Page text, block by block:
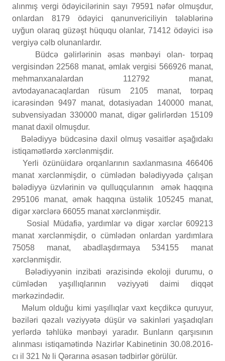
alınmış vergi ödəyicilərinin sayı 79591 nəfər olmuşdur,
onlardan 8179 ödəyici qanunvericiliyin tələblərinə
uyğun olaraq güzəşt hüququ olanlar, 71412 ödəyici isə
vergiyə cəlb olunanlardır.
Büdcə gəlirlərinin əsas mənbəyi olan- torpaq
vergisindən 22568 manat, əmlak vergisi 566926 manat,
mehmanxanalardan 112792 manat,
avtodayanacaqlardan rüsum 2105 manat, torpaq
icarəsindən 9497 manat, dotasiyadan 140000 manat,
subvensiyadan 330000 manat, digər gəlirlərdən 15109
manat daxil olmuşdur.
Bələdiyyə büdcəsinə daxil olmuş vəsaitlər aşağıdakı
istiqamətlərdə xərclənmişdir.
Yerli özünüidarə orqanlarının saxlanmasına 466406
manat xərclənmişdir, o cümlədən bələdiyyədə çalışan
bələdiyyə üzvlərinin və qulluqçularının əmək haqqına
295106 manat, əmək haqqına üstəlik 105245 manat,
digər xərclərə 66055 manat xərclənmişdir.
Sosial Müdafiə, yardımlar və digər xərclər 609213
manat xərclənmişdir, o cümlədən onlardan yardımlara
75058 manat, abadlaşdırmaya 534155 manat
xərclənmişdir.
Bələdiyyənin inzibati ərazisində ekoloji durumu, o
cümlədən yaşıllıqlarının vəziyyəti daimi diqqət
mərkəzindədir.
Məlum olduğu kimi yaşıllıqlar vaxt keçdikcə quruyur,
bəziləri qəzalı vəziyyətə düşür və sakinləri yaşadıqları
yerlərdə təhlükə mənbəyi yaradır. Bunların qarşısının
alınması istiqamətində Nazirlər Kabinetinin 30.08.2016-
cı il 321 № li Qərarına əsasən tədbirlər görülür.